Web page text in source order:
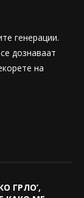
генерации.
дознаваат
на
ГРЛО’,